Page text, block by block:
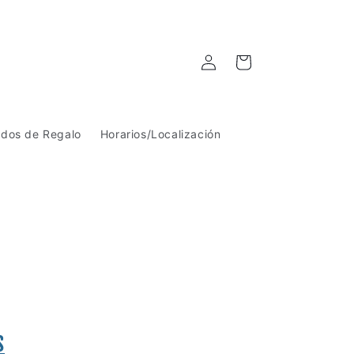
de Regalo Horarios/Localización
Iniciar
sesión
Carrito